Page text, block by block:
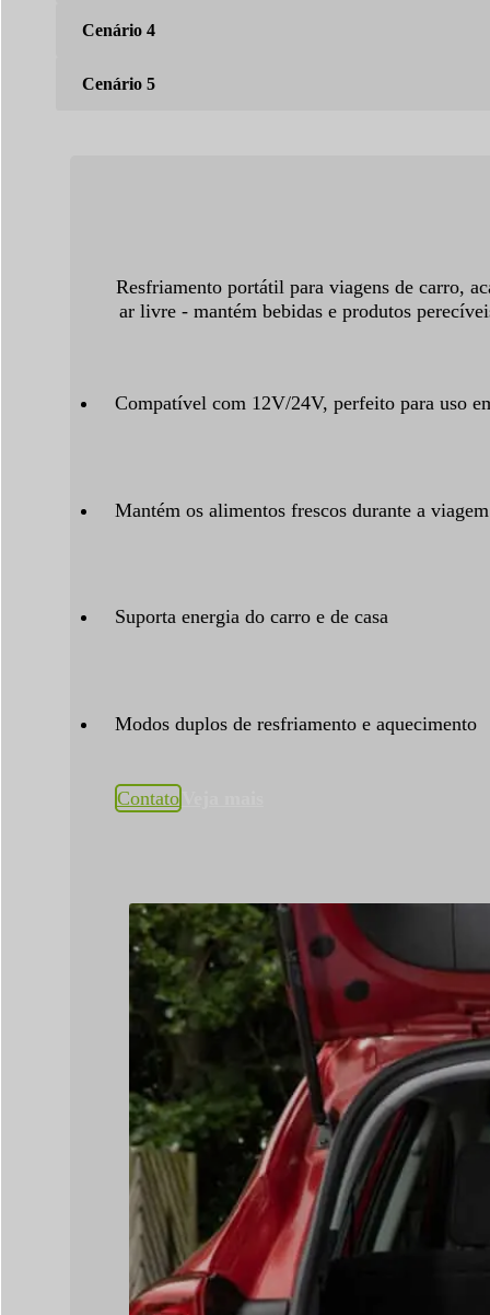
Cenário 4
Cenário 5
Resfriamento portátil para viagens de carro,
ar livre - mantém bebidas e produtos
Compatível com 12V/24V, perfeito para uso
Mantém os alimentos frescos durante a viagem
Suporta energia do carro e de casa
Modos duplos de resfriamento e aquecimento
Contato